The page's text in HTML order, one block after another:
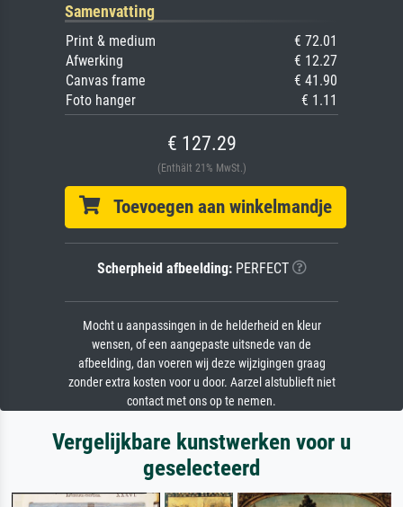
Samenvatting
Print & medium
€ 72.01
Afwerking
€ 12.27
Canvas frame
€ 41.90
Foto hanger
€ 1.11
€ 127.29
(Enthält 21% MwSt.)
Toevoegen aan winkelmandje
Scherpheid afbeelding:PERFECT
Mocht u aanpassingen in de helderheid en kleur
wensen, of een aangepaste uitsnede van de
afbeelding, dan voeren wij deze wijzigingen graag
zonder extra kosten voor u door. Aarzel alstublieft niet
contact met ons op te nemen.
Vergelijkbare kunstwerken voor u
geselecteerd